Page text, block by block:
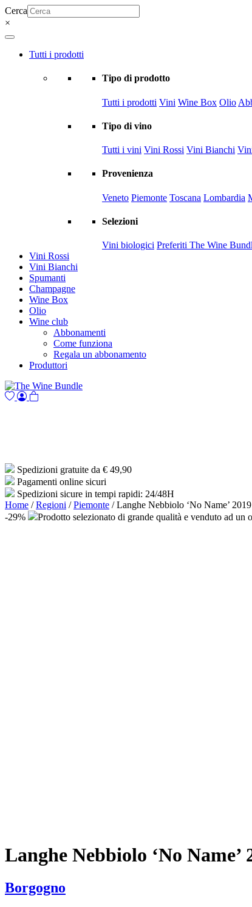
Cerca
×
Tutti i prodotti
Tipo di prodotto
Tutti i prodotti Vini Wine Box Olio
Tipo di vino
Tutti i vini Vini Rossi Vini Bianchi
Provenienza
Veneto Piemonte Toscana Lombardia
Selezioni
Vini biologici Preferiti The Wine
Vini Rossi
Vini Bianchi
Spumanti
Champagne
Wine Box
Olio
Wine club
Abbonamenti
Come funziona
Regala un abbonamento
Produttori
Spedizioni gratuite da € 49,90
Pagamenti online sicuri
Spedizioni sicure in tempi rapidi: 24/48H
Home /Regioni /Piemonte / Langhe Nebbiolo ‘No Name’
-29%
Prodotto selezionato di grande qualità e venduto ad un
Langhe Nebbiolo ‘No Name’
Borgogno